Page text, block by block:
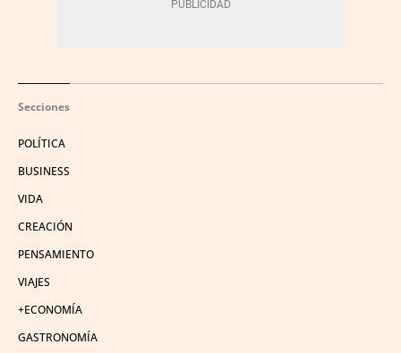
Secciones
POLÍTICA
BUSINESS
VIDA
CREACIÓN
PENSAMIENTO
VIAJES
+ECONOMÍA
GASTRONOMÍA